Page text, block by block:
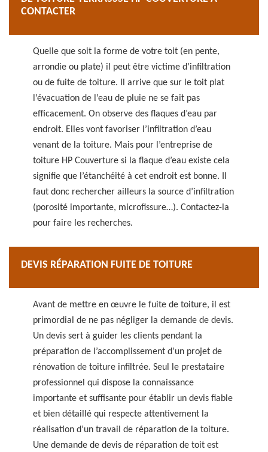
CONTACTER
Quelle que soit la forme de votre toit (en pente,
arrondie ou plate) il peut être victime d’infiltration
ou de fuite de toiture. Il arrive que sur le toit plat
l’évacuation de l’eau de pluie ne se fait pas
efficacement. On observe des flaques d’eau par
endroit. Elles vont favoriser l’infiltration d’eau
venant de la toiture. Mais pour l’entreprise de
toiture HP Couverture si la flaque d’eau existe cela
signifie que l’étanchéité à cet endroit est bonne. Il
faut donc rechercher ailleurs la source d’infiltration
(porosité importante, microfissure…). Contactez-la
pour faire les recherches.
DEVIS RÉPARATION FUITE DE TOITURE
Avant de mettre en œuvre le fuite de toiture, il est
primordial de ne pas négliger la demande de devis.
Un devis sert à guider les clients pendant la
préparation de l’accomplissement d’un projet de
rénovation de toiture infiltrée. Seul le prestataire
professionnel qui dispose la connaissance
importante et suffisante pour établir un devis fiable
et bien détaillé qui respecte attentivement la
réalisation d’un travail de réparation de la toiture.
Une demande de devis de réparation de toit est